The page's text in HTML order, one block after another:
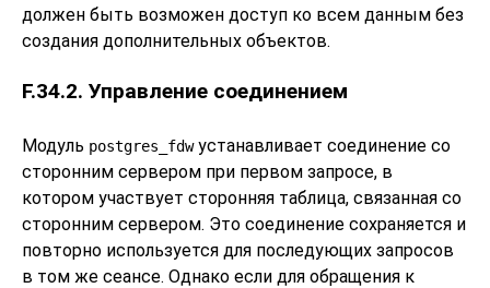
должен быть возможен доступ ко всем данным без
создания дополнительных объектов.
F.34.2. Управление соединением
Модуль postgres_fdwустанавливает соединение со
сторонним сервером при первом запросе, в
котором участвует сторонняя таблица, связанная со
сторонним сервером. Это соединение сохраняется и
повторно используется для последующих запросов
в том же сеансе. Однако если для обращения к